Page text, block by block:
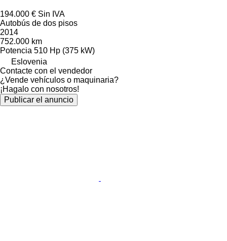
194.000 € Sin IVA
Autobús de dos pisos
2014
752.000 km
Potencia 510 Hp (375 kW)
Eslovenia
Contacte con el vendedor
¿Vende vehículos o maquinaria?
¡Hagalo con nosotros!
Publicar el anuncio